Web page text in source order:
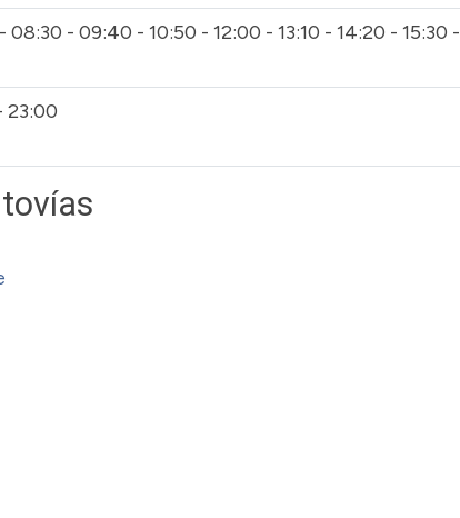
- 09:40 - 10:50 - 12:00 - 13:10 - 14:20 - 15:30 -
23:00